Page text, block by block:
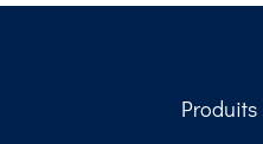
Produits